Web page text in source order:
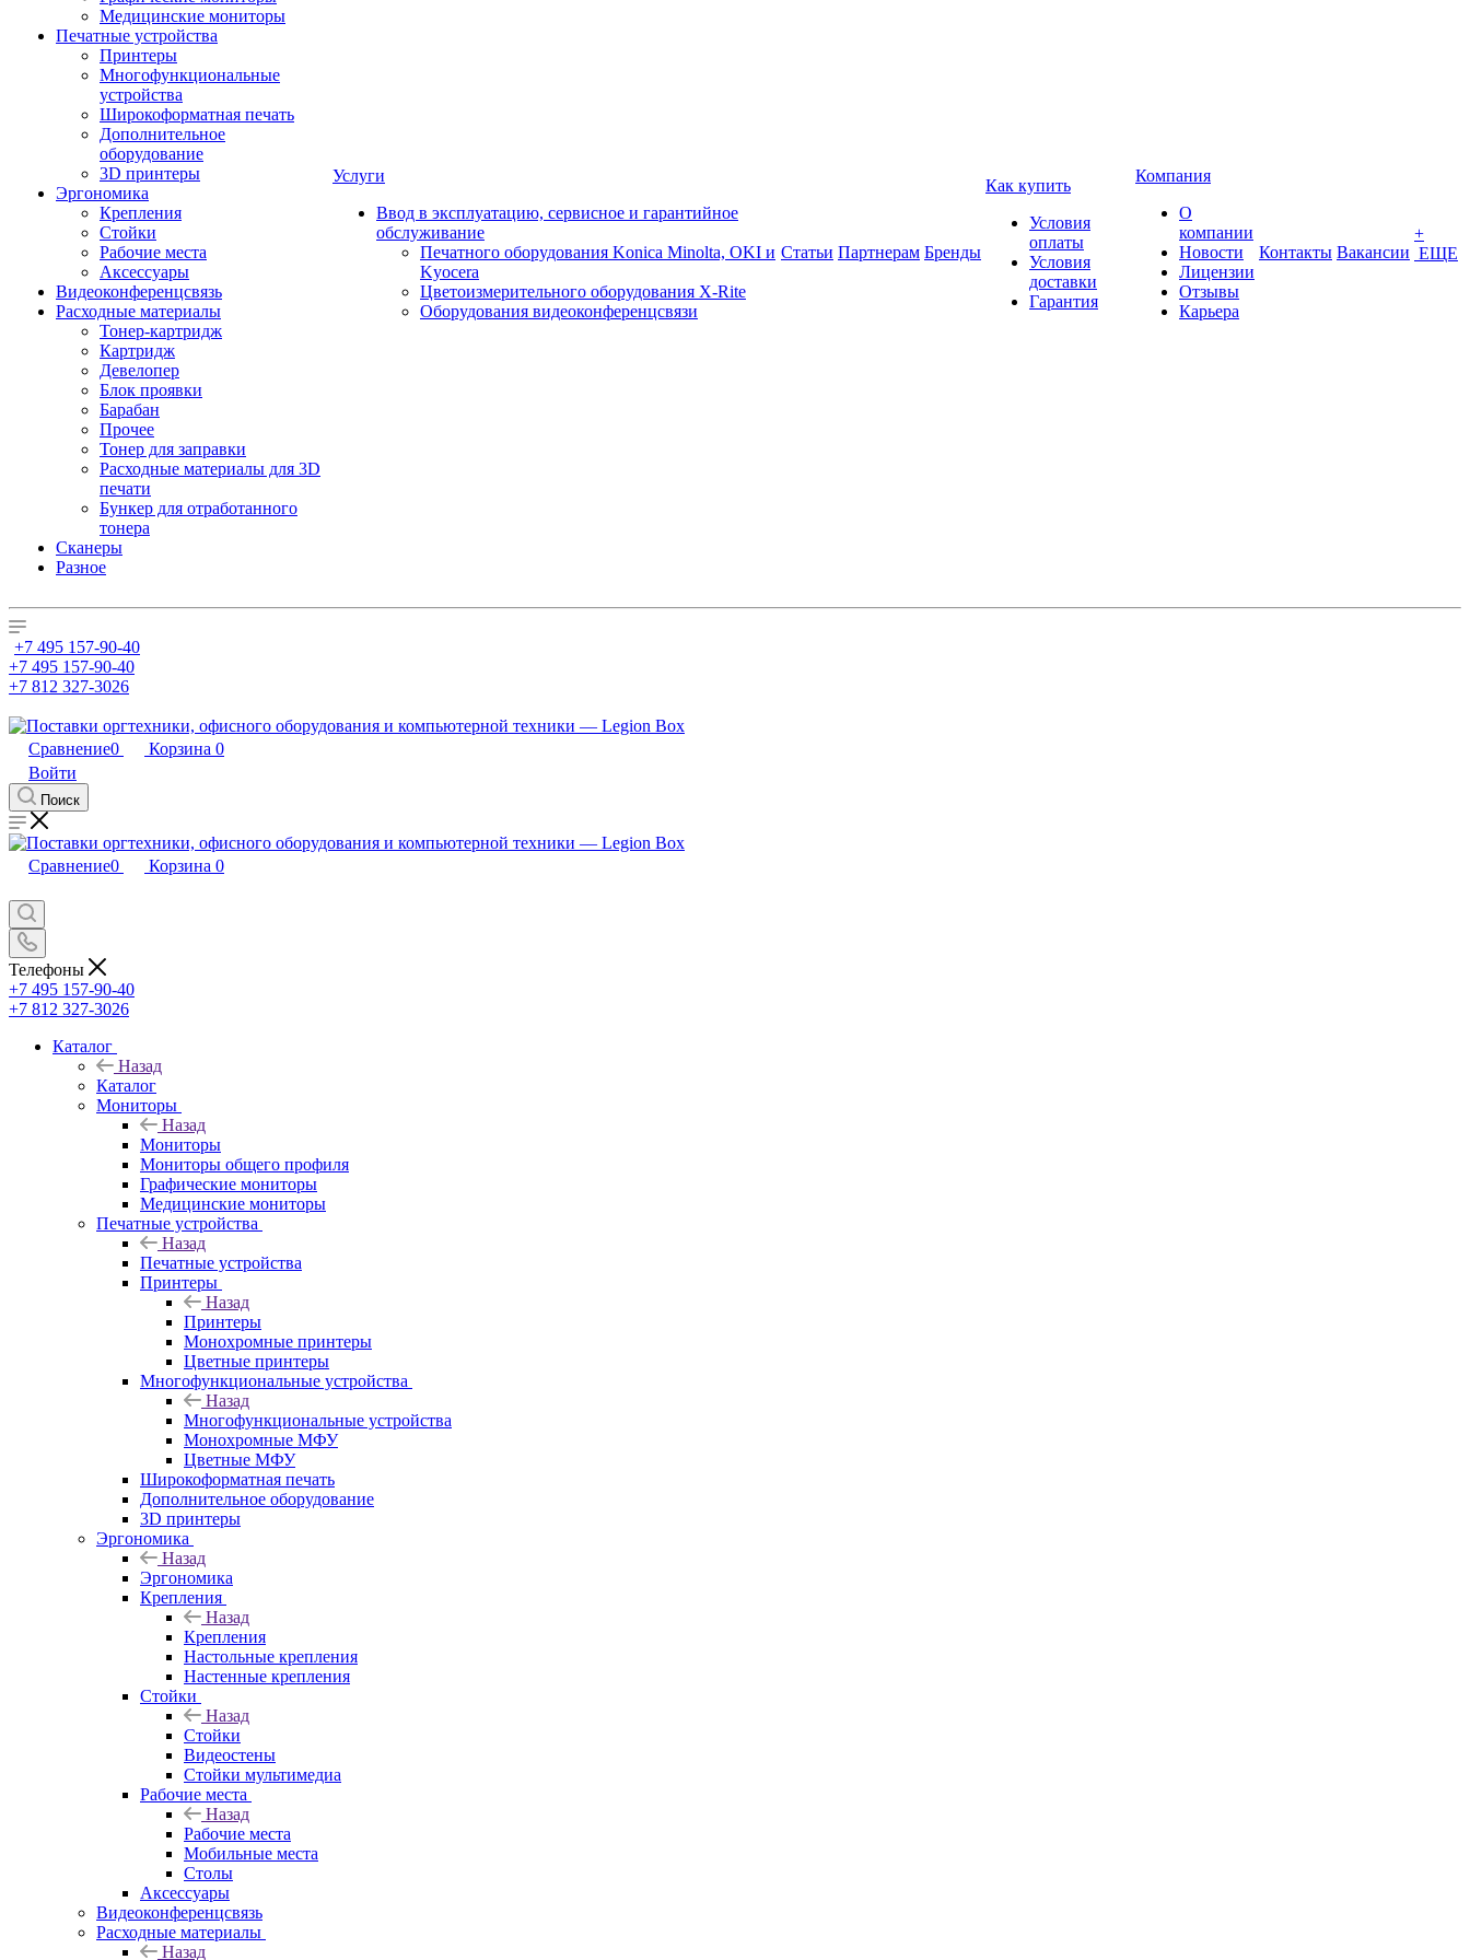
Медицинские мониторы
Печатные устройства
Принтеры
Многофункциональные
устройства
Широкоформатная печать
Дополнительное
оборудование
3D принтеры
Эргономика
Крепления
Стойки
Рабочие места
Аксессуары
Видеоконференцсвязь
Расходные материалы
Тонер-картридж
Картридж
Девелопер
Блок проявки
Барабан
Прочее
Тонер для заправки
Расходные материалы для 3D
печати
Бункер для отработанного
тонера
Сканеры
Разное
Услуги
Ввод в эксплуатацию, сервисное и гарантийное
обслуживание
Печатного оборудования Konica Minolta, OKI и
Kyocera
Цветоизмерительного оборудования X-Rite
Оборудования видеоконференцсвязи
Статьи Партнерам Бренды
Как купить
Условия
оплаты
Условия
доставки
Гарантия
Компания
О
компании
Новости
Лицензии
Отзывы
Карьера
Контакты Вакансии
+
ЕЩЕ
+7 495 157-90-40
+7 495 157-90-40
+7 812 327-3026
Сравнение0 Корзина 0
Войти
Поиск
Сравнение0 Корзина 0
Телефоны
+7 495 157-90-40
+7 812 327-3026
Каталог
Назад
Каталог
Мониторы
Назад
Мониторы
Мониторы общего профиля
Графические мониторы
Медицинские мониторы
Печатные устройства
Назад
Печатные устройства
Принтеры
Назад
Принтеры
Моноxромныe принтеры
Цвeтныe принтеры
Многофункциональные устройства
Назад
Многофункциональные устройства
Монохромные МФУ
Цветные МФУ
Широкоформатная печать
Дополнительное оборудование
3D принтеры
Эргономика
Назад
Эргономика
Крепления
Назад
Крепления
Настольные крепления
Настенные крепления
Стойки
Назад
Стойки
Видеостены
Стойки мультимедиа
Рабочие места
Назад
Рабочие места
Мобильные места
Столы
Аксессуары
Видеоконференцсвязь
Расходные материалы
Назад